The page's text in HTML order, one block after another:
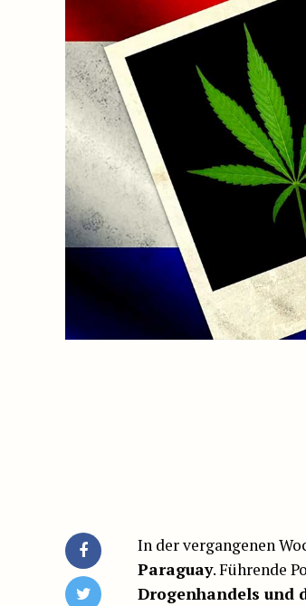
In der vergangenen
Paraguay. Führende
Drogenhandels und